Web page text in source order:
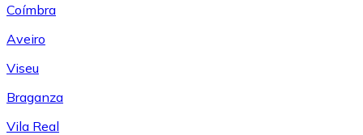
Coímbra
Aveiro
Viseu
Braganza
Vila Real